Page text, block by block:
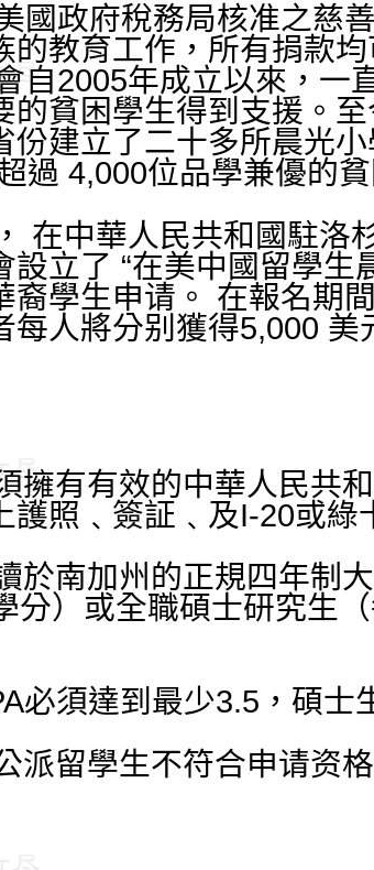
國政府稅務局核准之慈
的教育工作，所有捐款
自2005年成立以來，一
的貧困學生得到支援。
份建立了二十多所晨光
過 4,000位品學兼優的
在中華人民共和國駐洛
設立了 “在美中國留學生
裔學生申请。 在報名期
每人將分别獲得5,000
擁有有效的中華人民共
護照﹑簽証﹑及I-20或綠
於南加州的正規四年制
分）或全職碩士研究生
必須達到最少3.5，碩士
派留學生不符合申请资格